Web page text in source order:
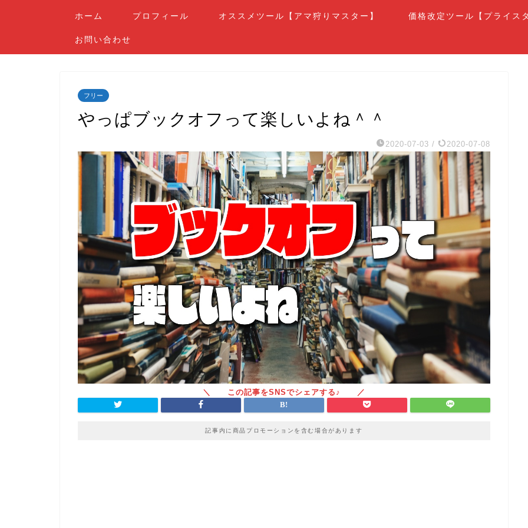
ホーム プロフィール オススメツール【アマ狩りマスター】 価格改定ツール【プライス
お問い合わせ
フリー
やっぱブックオフって楽しいよね＾＾
2020-07-03 / 2020-07-08
記事内に商品プロモーションを含む場合があります